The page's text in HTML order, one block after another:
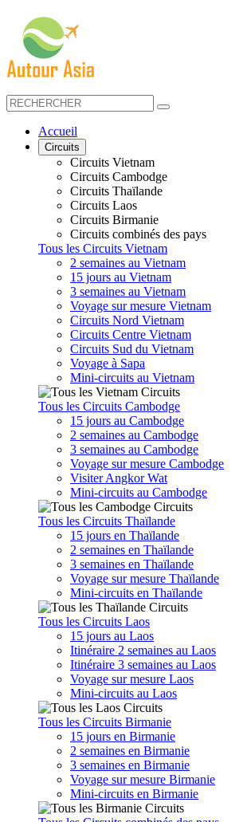
Accueil
Circuits
Circuits Vietnam
Circuits Cambodge
Circuits Thaïlande
Circuits Laos
Circuits Birmanie
Circuits combinés des pays
Tous les Circuits Vietnam
2 semaines au Vietnam
15 jours au Vietnam
3 semaines au Vietnam
Voyage sur mesure Vietnam
Circuits Nord Vietnam
Circuits Centre Vietnam
Circuits Sud du Vietnam
Voyage à Sapa
Mini-circuits au Vietnam
Tous les Circuits Cambodge
15 jours au Cambodge
2 semaines au Cambodge
3 semaines au Cambodge
Voyage sur mesure Cambodge
Visiter Angkor Wat
Mini-circuits au Cambodge
Tous les Circuits Thaïlande
15 jours en Thaïlande
2 semaines en Thaïlande
3 semaines en Thaïlande
Voyage sur mesure Thaïlande
Mini-circuits en Thaïlande
Tous les Circuits Laos
15 jours au Laos
Itinéraire 2 semaines au Laos
Itinéraire 3 semaines au Laos
Voyage sur mesure Laos
Mini-circuits au Laos
Tous les Circuits Birmanie
15 jours en Birmanie
2 semaines en Birmanie
3 semaines en Birmanie
Voyage sur mesure Birmanie
Mini-circuits en Birmanie